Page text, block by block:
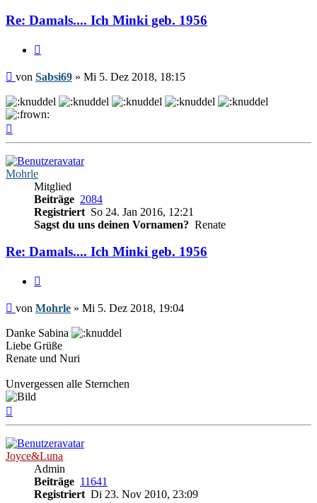
Re: Damals.... Ich Minki geb. 1956
Beitrag
von Sabsi69 » Mi 5. Dez 2018, 18:15
Mohrle
Mitglied
Beiträge 2084
Registriert So 24. Jan 2016, 12:21
Sagst du uns deinen Vornamen? Renate
Re: Damals.... Ich Minki geb. 1956
Beitrag
von Mohrle » Mi 5. Dez 2018, 19:04
Danke Sabina
Liebe Grüße
Renate und Nuri
Unvergessen alle Sternchen
Joyce&Luna
Admin
Beiträge 11641
Registriert Di 23. Nov 2010, 23:09